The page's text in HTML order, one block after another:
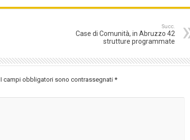
Succ.
Case di Comunità, in Abruzzo 42
strutture programmate
I campi obbligatori sono contrassegnati *